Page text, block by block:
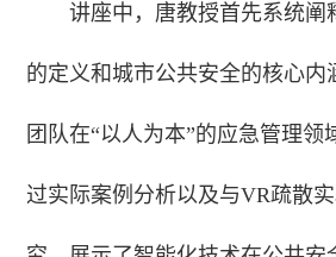
讲座中，唐教授首先系统阐
的定义和城市公共安全的核心内
团队在“以人为本”的应急管理领
过实际案例分析以及与VR疏散